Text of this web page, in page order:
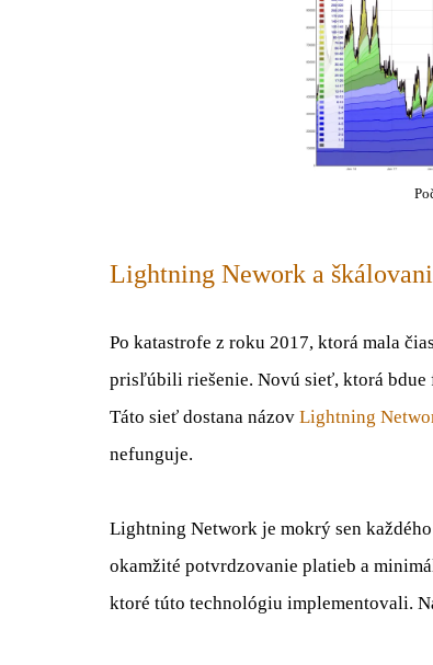
Lightning Nework a
Po katastrofe z roku 2017, ktorá mala
prisľúbili riešenie. Novú sieť, ktorá
Táto sieť dostana názov Lightning
nefunguje.
Lightning Network je mokrý sen
okamžité potvrdzovanie platieb a
ktoré túto technológiu implementovali.